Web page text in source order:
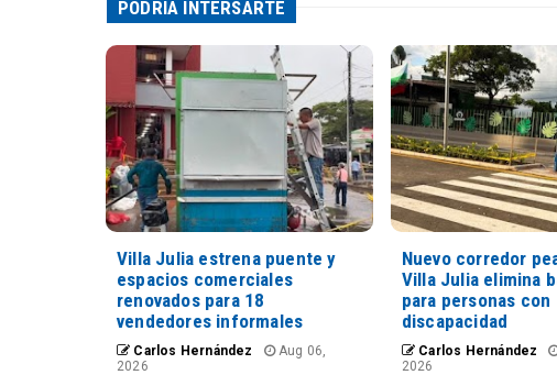
PODRÍA INTERSARTE
Villa Julia estrena puente y
espacios comerciales
renovados para 18
vendedores informales
Carlos Hernández
Aug 06,
2026
Nuevo corredor
Villa Julia elimina
para personas con
discapacidad
Carlos Hernández
2026